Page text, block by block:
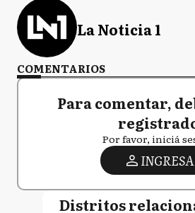
La Noticia 1
COMENTARIOS
Para comentar,
Por favor, iniciá
INGRESA
Distritos